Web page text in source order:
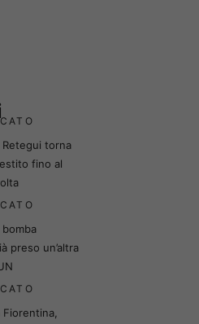
Retegui torna
fino al
preso un’altra